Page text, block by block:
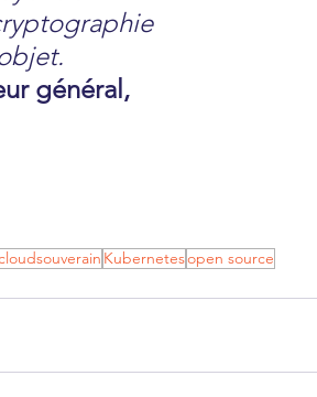
général,
Kubernetesopen source